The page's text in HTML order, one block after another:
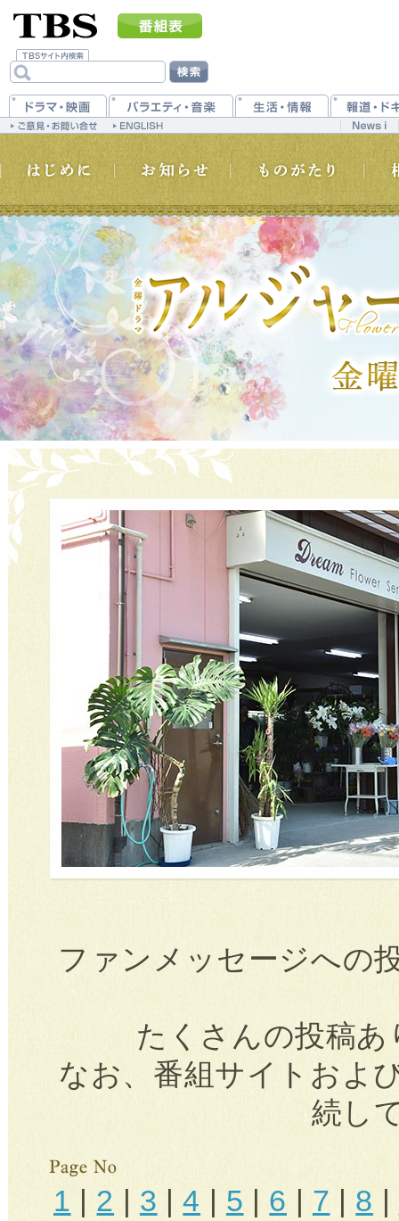
ファンメッセージへの
たくさんの投稿
なお、番組サイトおよ
続し
1 |2 | 3 |4 | 5| 6 | 7 | 8 |